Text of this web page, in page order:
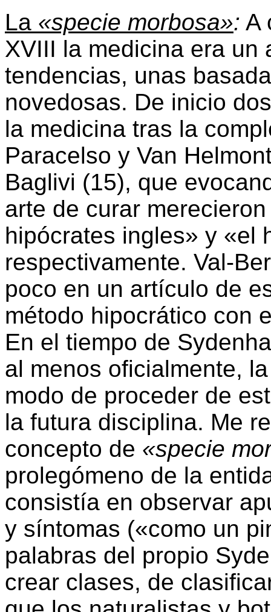
La «specie morbosa»: A
XVIII la medicina era un
tendencias, unas
novedosas. De inicio
la medicina tras la
Paracelso y Van
Baglivi (15), que
arte de curar
hipócrates ingles» y «el
respectivamente. Val-
poco en un artículo de
método hipocrático con
En el tiempo de
al menos oficialmente,
modo de proceder de
la futura disciplina. Me
concepto de «specie
prolegómeno de la
consistía en observar
y síntomas («como un
palabras del propio
crear clases, de